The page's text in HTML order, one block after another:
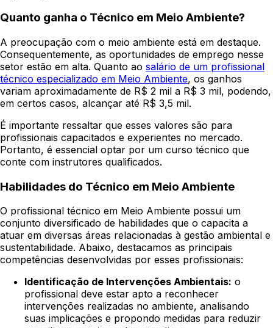
Quanto ganha o Técnico em Meio Ambiente?
A preocupação com o meio ambiente está em destaque.
Consequentemente, as oportunidades de emprego nesse
setor estão em alta. Quanto ao salário de um profissional
técnico especializado em Meio Ambiente, os ganhos
variam aproximadamente de R$ 2 mil a R$ 3 mil, podendo,
em certos casos, alcançar até R$ 3,5 mil.
É importante ressaltar que esses valores são para
profissionais capacitados e experientes no mercado.
Portanto, é essencial optar por um curso técnico que
conte com instrutores qualificados.
Habilidades do Técnico em Meio Ambiente
O profissional técnico em Meio Ambiente possui um
conjunto diversificado de habilidades que o capacita a
atuar em diversas áreas relacionadas à gestão ambiental e
sustentabilidade. Abaixo, destacamos as principais
competências desenvolvidas por esses profissionais:
Identificação de Intervenções Ambientais: o
profissional deve estar apto a reconhecer
intervenções realizadas no ambiente, analisando
suas implicações e propondo medidas para reduzir